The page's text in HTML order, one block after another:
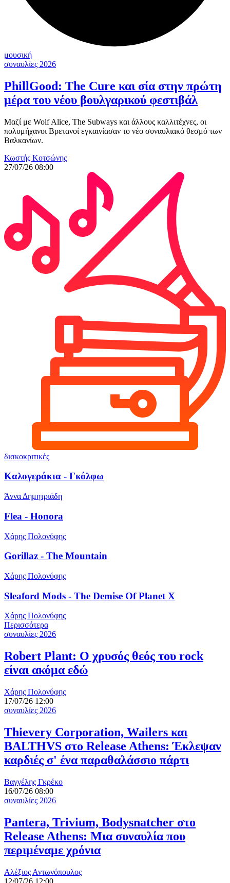
μουσική
συναυλίες 2026
PhillGood: The Cure και σία στην πρώτη
μέρα του νέου βουλγαρικού φεστιβάλ
Μαζί με Wolf Alice, The Subways και άλλους καλλιτέχνες, οι
πολυμήχανοι Βρετανοί εγκαινίασαν το νέο συναυλιακό θεσμό των
Βαλκανίων.
Κωστής Κοτσώνης
27/07/26 08:00
δισκοκριτικές
Καλογεράκια - Γκόλφω
Άννα Δημητριάδη
Flea - Honora
Χάρης Πολονύφης
Gorillaz - The Mountain
Χάρης Πολονύφης
Sleaford Mods - The Demise Of Planet X
Χάρης Πολονύφης
Περισσότερα
συναυλίες 2026
Robert Plant: Ο χρυσός θεός του rock
είναι ακόμα εδώ
Χάρης Πολονύφης
17/07/26 12:00
συναυλίες 2026
Thievery Corporation, Wailers και
BALTHVS στο Release Athens: Έκλεψαν
καρδιές σ' ένα παραθαλάσσιο πάρτι
Βαγγέλης Γκρέκο
16/07/26 08:00
συναυλίες 2026
Pantera, Trivium, Bodysnatcher στο
Release Athens: Μια συναυλία που
περιμέναμε χρόνια
Αλέξιος Αντωνόπουλος
12/07/26 12:00